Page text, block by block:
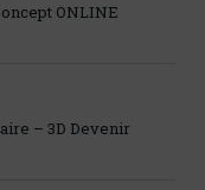
ONLINE
– 3D Devenir